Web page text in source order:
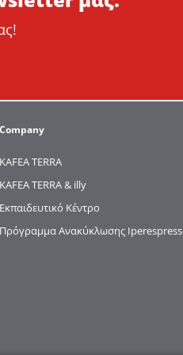
Company
KAFEA TERRΑ
KAFEA TERRA & illy
Εκπαιδευτικό Κέντρο
Πρόγραμμα Ανακύκλωσης